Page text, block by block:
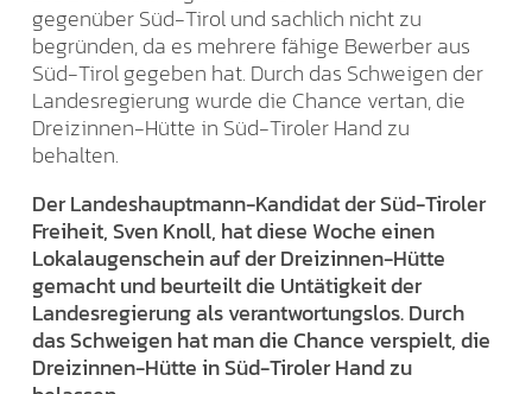
gegenüber Süd-Tirol und sachlich nicht zu
begründen, da es mehrere fähige Bewerber aus
Süd-Tirol gegeben hat. Durch das Schweigen der
Landesregierung wurde die Chance vertan, die
Dreizinnen-Hütte in Süd-Tiroler Hand zu
behalten.
Der Landeshauptmann-Kandidat der Süd-Tiroler
Freiheit, Sven Knoll, hat diese Woche einen
Lokalaugenschein auf der Dreizinnen-Hütte
gemacht und beurteilt die Untätigkeit der
Landesregierung als verantwortungslos. Durch
das Schweigen hat man die Chance verspielt, die
Dreizinnen-Hütte in Süd-Tiroler Hand zu